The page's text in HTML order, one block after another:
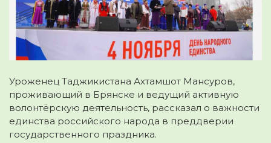
Уроженец Таджикистана Ахтамшот Мансуров,
проживающий в Брянске и ведущий активную
волонтёрскую деятельность, рассказал о важности
единства российского народа в преддверии
государственного праздника.